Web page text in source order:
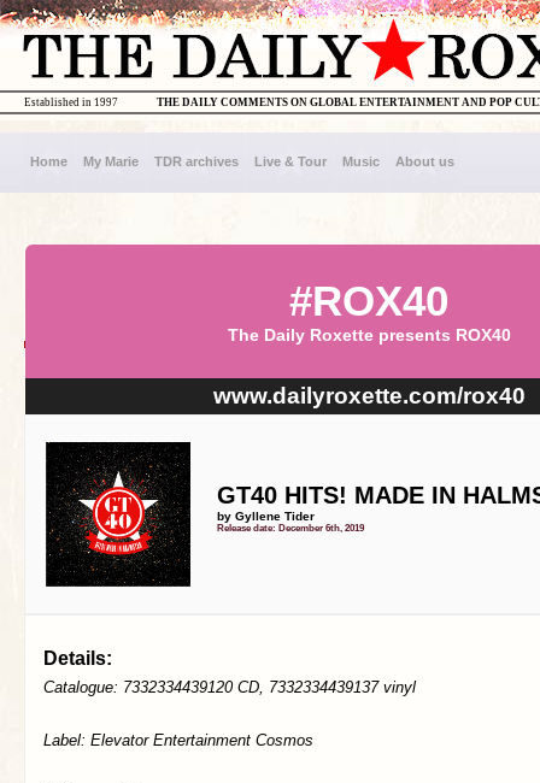
THE DAILY COMMENTS ON GLOBAL ENTERTAINMENT AND POP
Established in 1997
Home My Marie TDR archives Live & Tour Music About us
#ROX40
The Daily Roxette presents ROX40
www.dailyroxette.com/rox40
GT40 HITS! MADE IN
by Gyllene Tider
Release date: December 6th, 2019
Details:
Catalogue: 7332334439120 CD, 7332334439137 vinyl
Label: Elevator Entertainment Cosmos